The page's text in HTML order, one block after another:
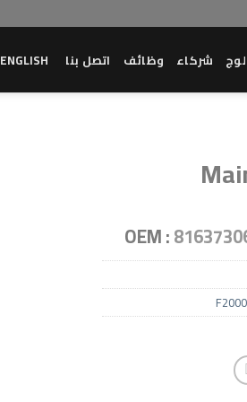
شركاء وظائف اتصل بنا ENGLISH
OEM :